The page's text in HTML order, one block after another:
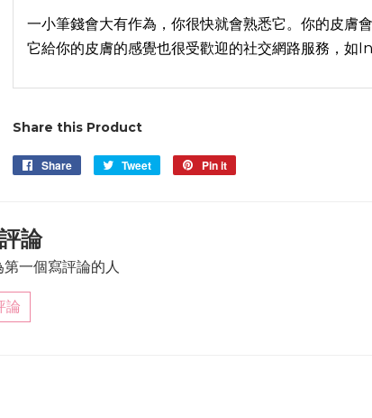
一小筆錢會大有作為，你很快就會熟悉它。你的皮膚
它給你的皮膚的感覺也很受歡迎的社交網路服務，如
Share this Product
Share
Share
Tweet
Tweet
Pin it
論
第一個寫評論的人
論